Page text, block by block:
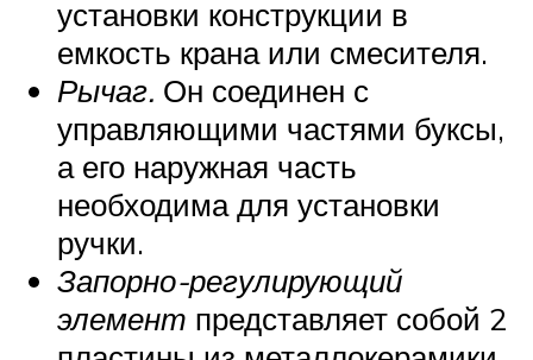
установки конструкции в
емкость крана или смесителя.
Рычаг. Он соединен с
управляющими частями буксы,
а его наружная часть
необходима для установки
ручки.
Запорно-регулирующий
элемент представляет собой 2